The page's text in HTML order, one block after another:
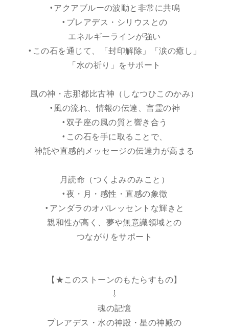
•アクアブルーの波動と非常に共鳴
•プレアデス・シリウスとの
エネルギーラインが強い
•この石を通じて、「封印解除」「涙の癒し」
「水の祈り」をサポート
風の神・志那都比古神（しなつひこのかみ）
•風の流れ、情報の伝達、言霊の神
•双子座の風の質と響き合う
•この石を手に取ることで、
神託や直感的メッセージの伝達力が高まる
月読命（つくよみのみこと）
•夜・月・感性・直感の象徴
•アンダラのオパレッセントな輝きと
親和性が高く、夢や無意識領域との
つながりをサポート
【★このストーンのもたらすもの】
⇩
魂の記憶
プレアデス・水の神殿・星の神殿の